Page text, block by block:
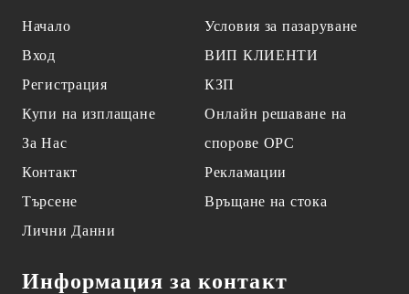
Начало
Вход
Регистрация
Купи на изплащане
За Нас
Контакт
Търсене
Лични Данни
Условия за пазаруване
ВИП КЛИЕНТИ
КЗП
Онлайн решаване на
спорове OPC
Рекламации
Връщане на стока
Информация за контакт